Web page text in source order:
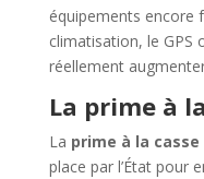
équipements encore
climatisation, le GPS
réellement
La prime à
La prime à la casse
place par l’État pour